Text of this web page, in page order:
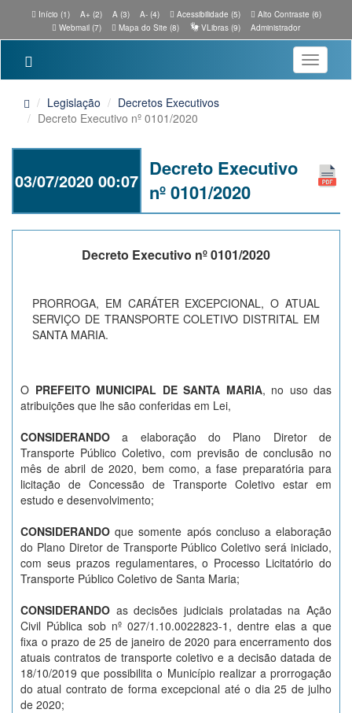
Início (1) A+ (2) A (3) A- (4) Acessibilidade (5)
Alto Contraste (6)
Webmail (7)
Mapa do Site (8) VLibras (9) Administrador
Toggle
Legislação
Decretos Executivos
Decreto Executivo nº 0101/2020
03/07/2020 00:07
Decreto Executivo
nº 0101/2020
Decreto Executivo nº 0101/2020
PRORROGA, EM CARÁTER EXCEPCIONAL, O ATUAL
SERVIÇO DE TRANSPORTE COLETIVO DISTRITAL EM
SANTA MARIA.
O PREFEITO MUNICIPAL DE SANTA MARIA, no uso das
atribuições que lhe são conferidas em Lei,
CONSIDERANDO a elaboração do Plano Diretor de
Transporte Público Coletivo, com previsão de conclusão no
mês de abril de 2020, bem como, a fase preparatória para
licitação de Concessão de Transporte Coletivo estar em
estudo e desenvolvimento;
CONSIDERANDOque somente após concluso a elaboração
do Plano Diretor de Transporte Público Coletivo será iniciado,
com seus prazos regulamentares, o Processo Licitatório do
Transporte Público Coletivo de Santa Maria;
CONSIDERANDO as decisões judiciais prolatadas na Ação
Civil Pública sob nº 027/1.10.0022823-1, dentre elas a que
fixa o prazo de 25 de janeiro de 2020 para encerramento dos
atuais contratos de transporte coletivo e a decisão datada de
18/10/2019 que possibilita o Município realizar a prorrogação
do atual contrato de forma excepcional até o dia 25 de julho
de 2020;